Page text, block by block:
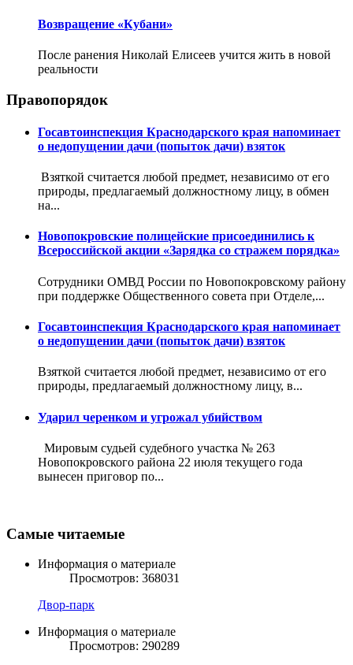
Возвращение «Кубани»
После ранения Николай Елисеев учится жить в новой
реальности
Правопорядок
Госавтоинспекция Краснодарского края напоминает
о недопущении дачи (попыток дачи) взяток
Взяткой считается любой предмет, независимо от его
природы, предлагаемый должностному лицу, в обмен
на...
Новопокровские полицейские присоединились к
Всероссийской акции «Зарядка со стражем порядка»
Сотрудники ОМВД России по Новопокровскому району
при поддержке Общественного совета при Отделе,...
Госавтоинспекция Краснодарского края напоминает
о недопущении дачи (попыток дачи) взяток
Взяткой считается любой предмет, независимо от его
природы, предлагаемый должностному лицу, в...
Ударил черенком и угрожал убийством
Мировым судьей судебного участка № 263
Новопокровского района 22 июля текущего года
вынесен приговор по...
Самые читаемые
Информация о материале
Просмотров: 368031
Двор-парк
Информация о материале
Просмотров: 290289